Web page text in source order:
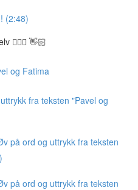
(2:48)
🙋🏽‍♀️ 👋🏻
og Fatima
fra teksten "Pavel og
på ord og uttrykk fra teksten
på ord og uttrykk fra teksten